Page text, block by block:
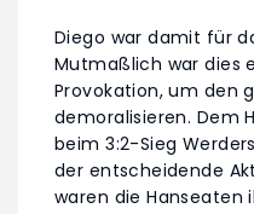
Diego war damit für
Mutmaßlich war dies
Provokation, um den
demoralisieren. Dem
beim 3:2-Sieg
der entscheidende
waren die Hanseaten